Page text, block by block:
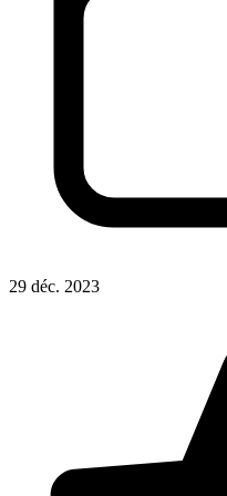
29 déc. 2023